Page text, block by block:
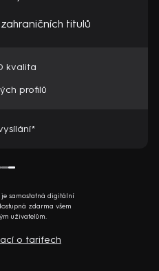
titulů
kvalita
profilů
samostatná digitální
zdarma všem
uživatelům.
o tarifech